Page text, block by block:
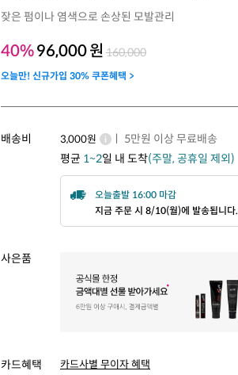
잦은 펌이나 염색으로 손상된 모발관리
40%96,000원 160,000
오늘만! 신규가입 30% 쿠폰혜택 >
배송비 3,000원
ㅣ 5만원 이상 무료배송
평균 1~2일 내 도착(주말, 공휴일 제외)
오늘출발 16:00 마감
지금 주문 시 8/10(월)에 발송됩니다.
사은품
카드혜택 카드사별 무이자 혜택